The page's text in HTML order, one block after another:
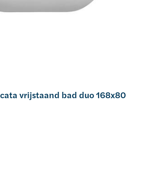
vrijstaand bad duo 168x80